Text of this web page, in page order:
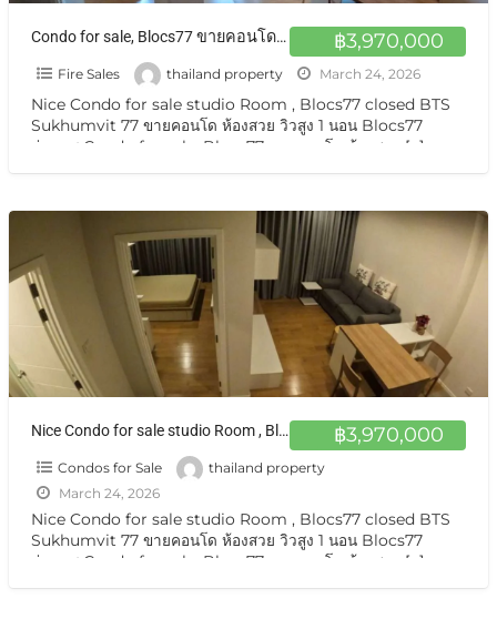
฿3,970,000
Condo for sale, Blocs77 ขายคอนโด ห้องสวย วิวสูง 1 นอน Blocs77 อ่อนนุช
Fire Sales thailand property March 24, 2026
Nice Condo for sale studio Room , Blocs77 closed BTS
Sukhumvit 77 ขายคอนโด ห้องสวย วิวสูง 1 นอน Blocs77
อ่อนนุช Condo for sale, Blocs77 ขายคอนโด ห้องสวย […]
฿3,970,000
Nice Condo for sale studio Room , Blocs77 closed BTS Sukhumvit 77 ขายคอนโด ห้องสวย วิวสูง 1 นอน Blocs77 อ่อนนุช
Condos for Sale
thailand property
March 24, 2026
Nice Condo for sale studio Room , Blocs77 closed BTS
Sukhumvit 77 ขายคอนโด ห้องสวย วิวสูง 1 นอน Blocs77
อ่อนนุช Condo for sale, Blocs77 ขายคอนโด ห้องสวย […]